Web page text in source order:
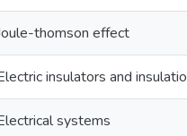
thomson effect
insulators and
systems